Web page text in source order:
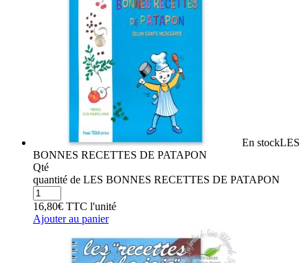
En stockLES
BONNES RECETTES DE PATAPON
Qté
quantité de LES BONNES RECETTES DE PATAPON
16,80€ TTC l'unité
Ajouter au panier